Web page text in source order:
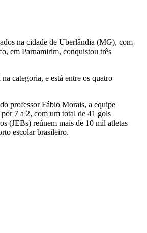
na cidade de Uberlândia (MG), com
em Parnamirim, conquistou três
categoria, e está entre os quatro
professor Fábio Morais, a equipe
7 a 2, com um total de 41 gols
(JEBs) reúnem mais de 10 mil atletas
escolar brasileiro.